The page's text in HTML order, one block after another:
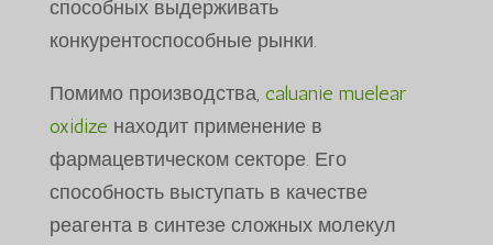
способных выдерживать
конкурентоспособные рынки.
Помимо производства, caluanie muelear
oxidize находит применение в
фармацевтическом секторе. Его
способность выступать в качестве
реагента в синтезе сложных молекул